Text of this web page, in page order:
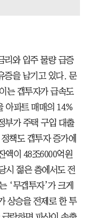
리와 입주 물량 급증
증을 남기고 있다. 문
는 갭투자가 급속도
아파트 매매의 14%
부가 주택 구입 대출
책도 갭투자 증가에
액이 48조6000억원
시 젊은 층에서도 전
‘무갭투자’가 크게
상승을 전제로 한 투